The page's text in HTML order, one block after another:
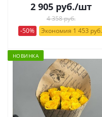
2 905руб./шт
4 358 руб.
-50%
Экономия 1 453 руб.
НОВИНКА